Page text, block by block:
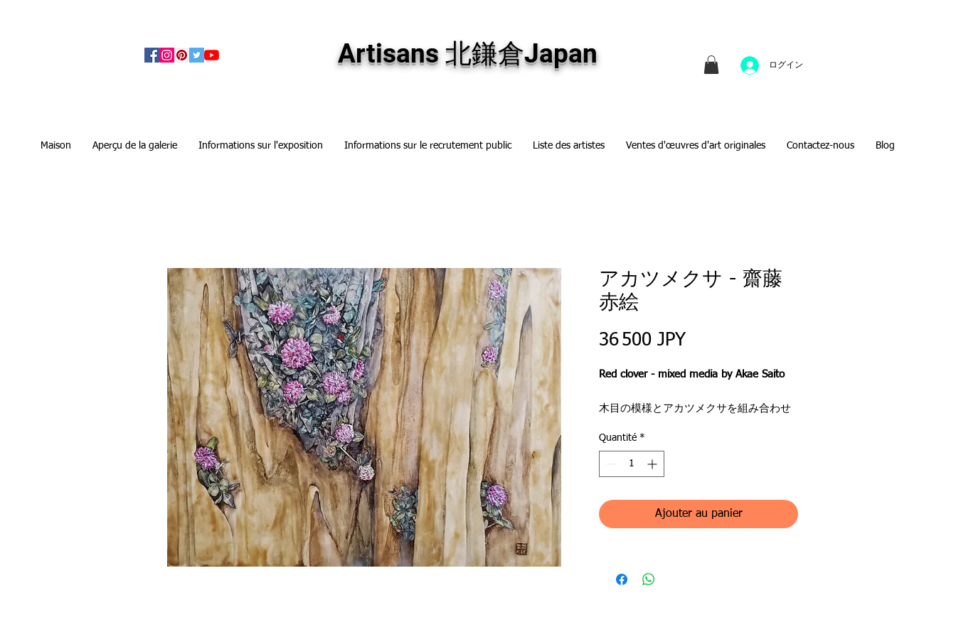
Artisans 北鎌倉Japan ログイン
Maison Aperçu de la galerie Informations sur l'exposition Informations sur le recrutement public Liste des artistes Ventes d'œuvres d'art originales Contactez-nous Blog
アカツメクサ - 齋藤
赤絵
36 500 JPYPrix
Red clover - mixed media by Akae Saito
木目の模様とアカツメクサを組み合わせ
蜜蝋の質を利用して、凹凸をつけて表現
しました。
pattern and red clover.
Using the quality of beeswax, I expressed
Quantité *
Ajouter au panier